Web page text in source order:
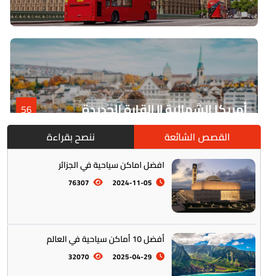
أمريكا الشمالية || القارة الجديدة 56
أمريكا الجنوبية || القارة اللاتينية
القصص الشائعة ننصح بقراءة
افضل اماكن سياحية في الجزائر
2024-11-05
76307
أفضل 10 أماكن سياحية في العالم
2025-04-29
32070